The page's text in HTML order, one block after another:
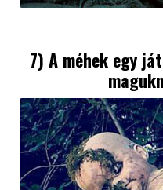
7) A méhek egy